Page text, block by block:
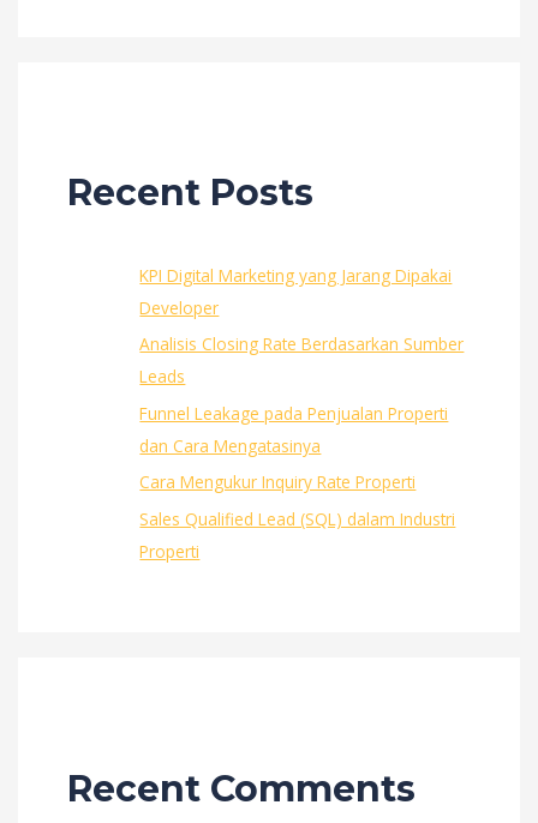
Recent Posts
KPI Digital Marketing yang Jarang Dipakai
Developer
Analisis Closing Rate Berdasarkan Sumber
Leads
Funnel Leakage pada Penjualan Properti
dan Cara Mengatasinya
Cara Mengukur Inquiry Rate Properti
Sales Qualified Lead (SQL) dalam Industri
Properti
Recent Comments